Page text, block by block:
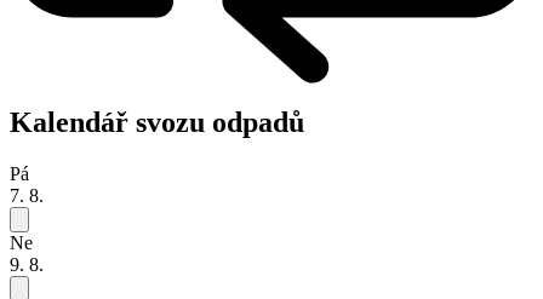
Kalendář svozu odpadů
Pá
7. 8.
Ne
9. 8.